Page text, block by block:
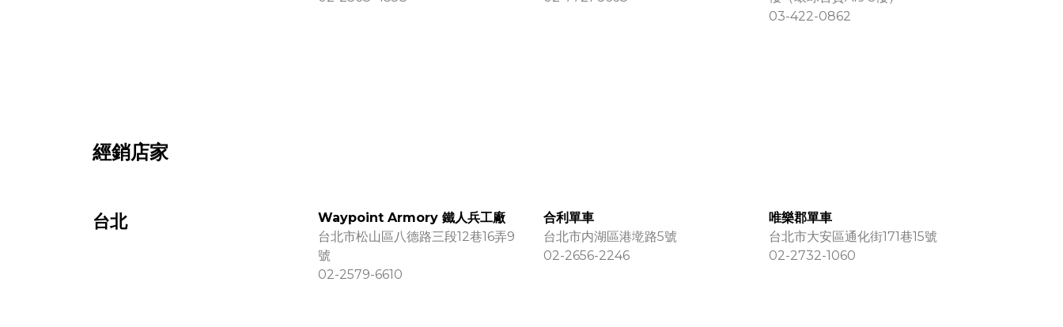
03-422-0862
經銷店家
台北
Waypoint Armory 鐵人兵工廠
台北市松山區八德路三段12巷16弄9
號
02-2579-6610
合利單車
台北市内湖區港墘路5號
02-2656-2246
唯樂郡單車
台北市大安區通化街171巷15號
02-2732-1060